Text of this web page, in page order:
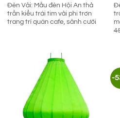
Đèn Vải: Mẫu đèn Hội An thả
trần kiểu trái tim vải phi trơn
trang trí quán cafe, sảnh cưới
-